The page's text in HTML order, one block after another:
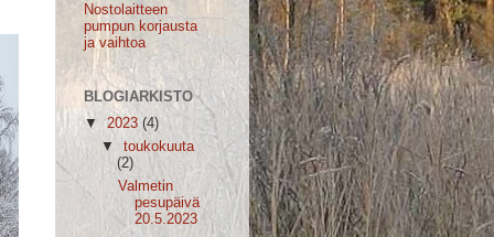
Nostolaitteen
pumpun korjausta
ja vaihtoa
BLOGIARKISTO
▼2023 (4)
▼toukokuuta
(2)
Valmetin
pesupäivä
20.5.2023